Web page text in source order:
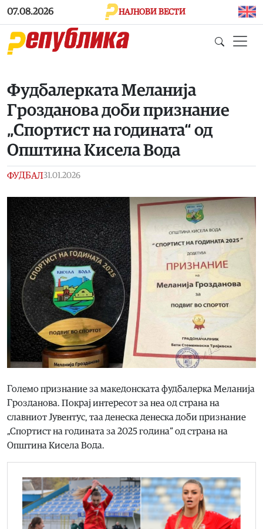
Skip to main content
07.08.2026 НАЈНОВИ ВЕСТИ
Фудбалерката Меланија
Грозданова доби признание
„Спортист на годината“ од
Општина Кисела Вода
ФУДБАЛ31.01.2026
Големо признание за македонската фудбалерка Меланија
Грозданова. Покрај интересот за неа од страна на
славниот Јувентус, таа денеска денеска доби признание
„Спортист на годината за 2025 година“ од страна на
Општина Кисела Вода.